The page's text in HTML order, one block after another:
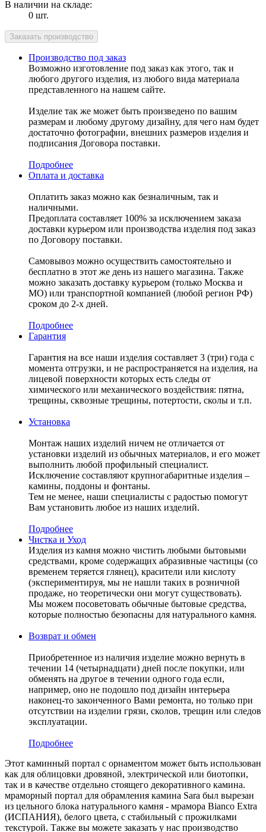
В наличии на складе:
0 шт.
Производство под заказ
Возможно изготовление под заказ как этого, так и
любого другого изделия, из любого вида материала
представленного на нашем сайте.
Изделие так же может быть произведено по вашим
размерам и любому другому дизайну, для чего нам будет
достаточно фотографии, внешних размеров изделия и
подписания Договора поставки.
Подробнее
Оплата и доставка
Оплатить заказ можно как безналичным, так и
наличными.
Предоплата составляет 100% за исключением заказа
доставки курьером или производства изделия под заказ
по Договору поставки.
Самовывоз можно осуществить самостоятельно и
бесплатно в этот же день из нашего магазина. Также
можно заказать доставку курьером (только Москва и
МО) или транспортной компанией (любой регион РФ)
сроком до 2-х дней.
Подробнее
Гарантия
Гарантия на все наши изделия составляет 3 (три) года с
момента отгрузки, и не распространяется на изделия, на
лицевой поверхности которых есть следы от
химического или механического воздействия: пятна,
трещины, сквозные трещины, потертости, сколы и т.п.
Установка
Монтаж наших изделий ничем не отличается от
установки изделий из обычных материалов, и его может
выполнить любой профильный специалист.
Исключение составляют крупногабаритные изделия –
камины, поддоны и фонтаны.
Тем не менее, наши специалисты с радостью помогут
Вам установить любое из наших изделий.
Подробнее
Чистка и Уход
Изделия из камня можно чистить любыми бытовыми
средствами, кроме содержащих абразивные частицы (со
временем теряется глянец), красители или кислоту
(экспериментируя, мы не нашли таких в розничной
продаже, но теоретически они могут существовать).
Мы можем посоветовать обычные бытовые средства,
которые полностью безопасны для натурального камня.
Возврат и обмен
Приобретенное из наличия изделие можно вернуть в
течении 14 (четырнадцати) дней после покупки, или
обменять на другое в течении одного года если,
например, оно не подошло под дизайн интерьера
наконец-то законченного Вами ремонта, но только при
отсутствии на изделии грязи, сколов, трещин или следов
эксплуатации.
Подробнее
Этот каминный портал с орнаментом может быть использован
как для облицовки дровяной, электрической или биотопки,
так и в качестве отдельно стоящего декоративного камина.
мраморный портал для обрамления камина Sara был вырезан
из цельного блока натурального камня - мрамора Bianco Extra
(ИСПАНИЯ), белого цвета, c стабильный с прожилками
текстурой. Также вы можете заказать у нас производство